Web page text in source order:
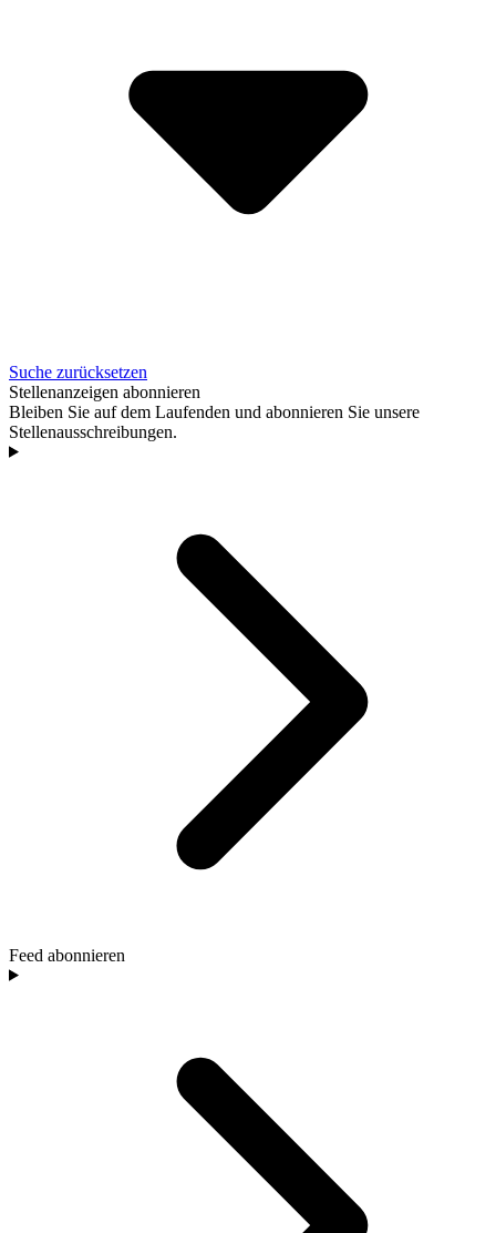
Suche zurücksetzen
Stellenanzeigen abonnieren
Bleiben Sie auf dem Laufenden und abonnieren Sie unsere
Stellenausschreibungen.
Feed abonnieren